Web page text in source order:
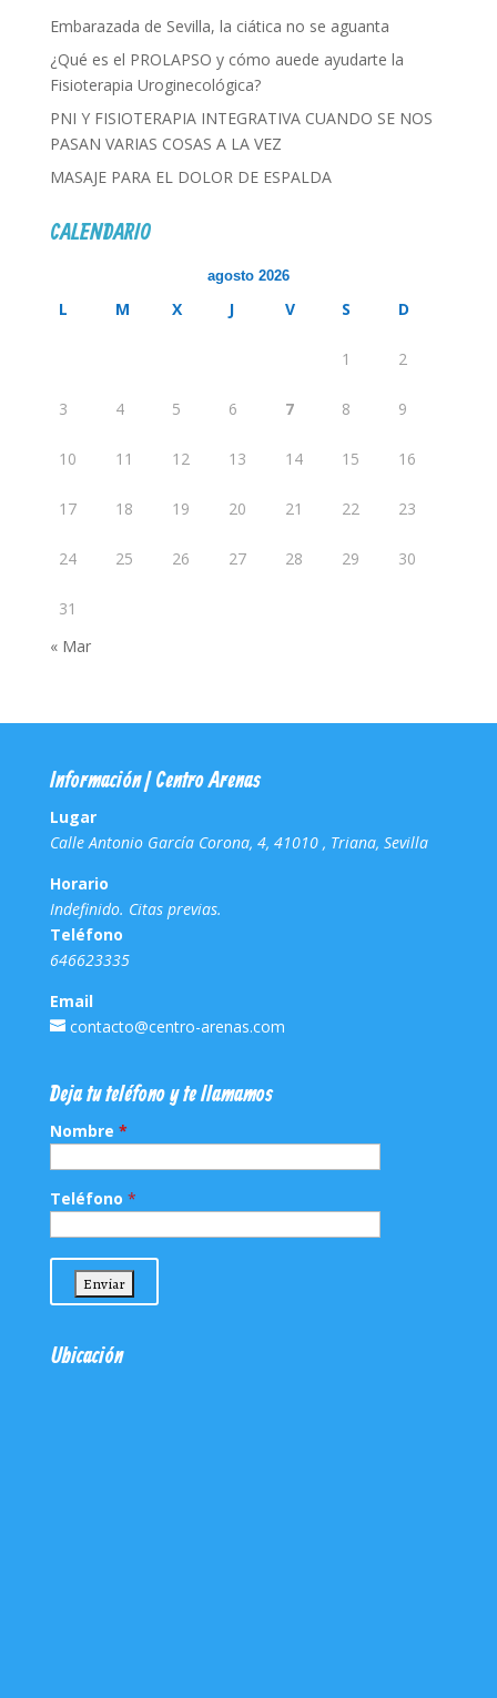
Embarazada de Sevilla, la ciática no se aguanta
¿Qué es el PROLAPSO y cómo auede ayudarte la
Fisioterapia Uroginecológica?
PNI Y FISIOTERAPIA INTEGRATIVA CUANDO SE NOS
PASAN VARIAS COSAS A LA VEZ
MASAJE PARA EL DOLOR DE ESPALDA
CALENDARIO
agosto 2026
L M X J V S D
1 2
3 4 5 6 7 8 9
10 11 12 13 14 15 16
17 18 19 20 21 22 23
24 25 26 27 28 29 30
31
« Mar
Información | Centro Arenas
Lugar
Calle Antonio García Corona, 4, 41010 , Triana, Sevilla
Horario
Indefinido. Citas previas.
Teléfono
646623335
Email
contacto@centro-arenas.com
Deja tu teléfono y te llamamos
Nombre *
Teléfono *
Ubicación